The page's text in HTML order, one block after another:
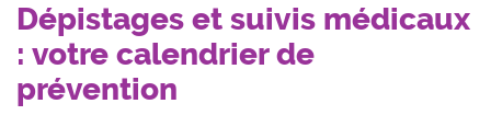
Dépistages et suivis médicaux
: votre calendrier de
prévention